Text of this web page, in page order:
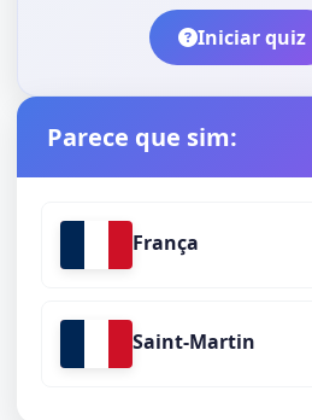
Iniciar quiz
Parece que sim:
França
Saint-Martin